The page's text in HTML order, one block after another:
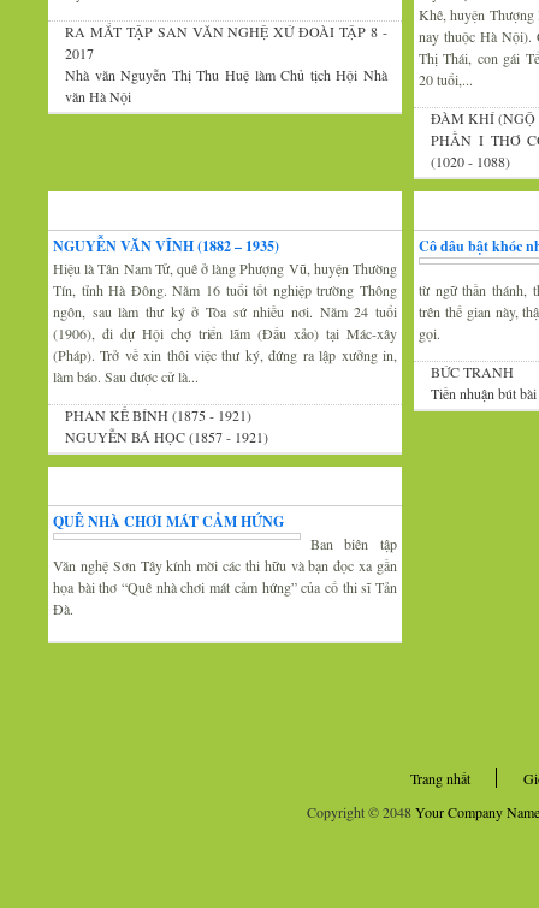
RA MẮT TẬP SAN VĂN NGHỆ XỨ ĐOÀI TẬP 8 -
2017
Nhà văn Nguyễn Thị Thu Huệ làm Chủ tịch Hội Nhà
văn Hà Nội
Khê, huyện
nay thuộc Hà Nội).
Thị Thái, con gái
20 tuổi,...
ĐÀM KHÍ (NGỘ
PHẦN I THƠ
(1020 - 1088)
NGUYỄN VĂN VĨNH (1882 – 1935)
Hiệu là Tân Nam Tử, quê ở làng Phượng Vũ, huyện Thường
Tín, tỉnh Hà Đông. Năm 16 tuổi tốt nghiệp trường Thông
ngôn, sau làm thư ký ở Tòa sứ nhiều nơi. Năm 24 tuổi
(1906), đi dự Hội chợ triển lãm (Đấu xảo) tại Mác-xây
(Pháp). Trở về xin thôi việc thư ký, đứng ra lập xưởng in,
làm báo. Sau được cử là...
PHAN KẾ BÍNH (1875 - 1921)
NGUYỄN BÁ HỌC (1857 - 1921)
Cô dâu bật khóc
từ ngữ thần thánh,
trên thế gian này,
gọi.
BỨC TRANH
Tiền nhuận bút
QUÊ NHÀ CHƠI MÁT CẢM HỨNG
Ban biên tập
Văn nghệ Sơn Tây kính mời các thi hữu và bạn đọc xa gần
họa bài thơ “Quê nhà chơi mát cảm hứng” của cố thi sĩ Tản
Đà.
Trang nhất
Copyright © 2048Your Company Name